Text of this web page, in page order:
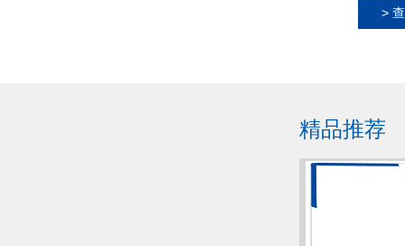
>
精品推荐